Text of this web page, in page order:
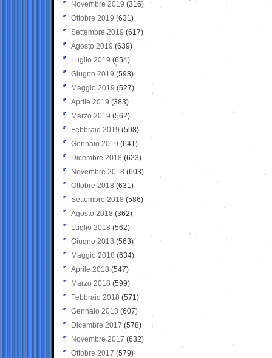
Novembre 2019 (316)
Ottobre 2019 (631)
Settembre 2019 (617)
Agosto 2019 (639)
Luglio 2019 (654)
Giugno 2019 (598)
Maggio 2019 (527)
Aprile 2019 (383)
Marzo 2019 (562)
Febbraio 2019 (598)
Gennaio 2019 (641)
Dicembre 2018 (623)
Novembre 2018 (603)
Ottobre 2018 (631)
Settembre 2018 (586)
Agosto 2018 (362)
Luglio 2018 (562)
Giugno 2018 (563)
Maggio 2018 (634)
Aprile 2018 (547)
Marzo 2018 (599)
Febbraio 2018 (571)
Gennaio 2018 (607)
Dicembre 2017 (578)
Novembre 2017 (632)
Ottobre 2017 (579)